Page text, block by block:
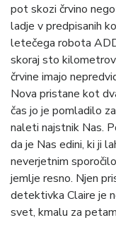
pot skozi črvino
ladje v predpisanih
letečega robota
skoraj sto
črvine imajo
Nova pristane kot
čas jo je pomladilo
naleti najstnik Nas.
da je Nas edini, ki ji
neverjetnim
jemlje resno. Njen
detektivka Claire je
svet, kmalu za